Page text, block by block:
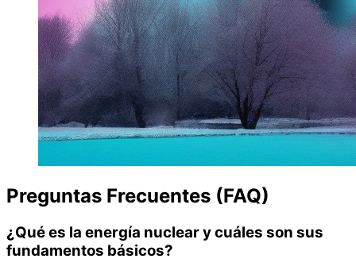
Preguntas Frecuentes (FAQ)
¿Qué es la energía nuclear y cuáles son sus
fundamentos básicos?